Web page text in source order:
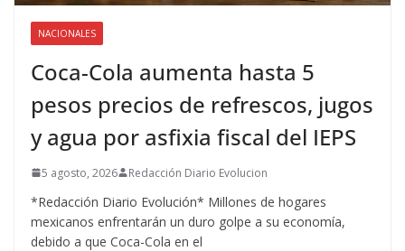
NACIONALES
Coca-Cola aumenta hasta 5
pesos precios de refrescos, jugos
y agua por asfixia fiscal del IEPS
5 agosto, 2026 Redacción Diario Evolucion
*Redacción Diario Evolución* Millones de hogares
mexicanos enfrentarán un duro golpe a su economía,
debido a que Coca-Cola en el